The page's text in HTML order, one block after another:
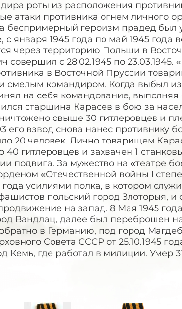
роты из расположения
атаки противника огнем личного
беспримерный героизм прадед был
с января 1945 года по май 1945 года
через территорию Польши в
совершил с 28.02.1945 по 23.03.1945.
в Восточной Пруссии
смелым командиром. Когда выбыл из
на себя командование, выполняя
старшина Карасев в бою за
свыше 30 гитлеровцев и
его взвод снова нанес противнику
20 человек. Лично товарищем
40 гитлеровцев и захвачен 1
подвига. За мужество на «театре
«Отечественной войны I
года усилиями полка, в котором
польский город Злоторыя, и
на запад. 8 Мая 1945
Вандлац, далее был переброшен
в Германию, под город
Совета СССР от 25.10.1945
Кемь, где работал в милиции. Умер